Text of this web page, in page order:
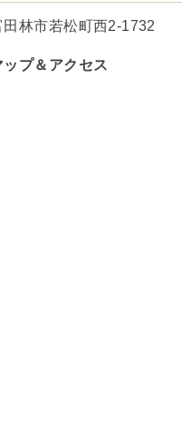
田林市若松町西2-1732
ップ＆アクセス